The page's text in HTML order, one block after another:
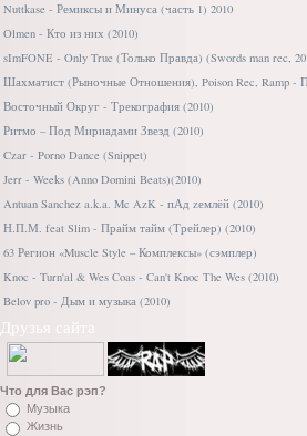
Nuttkase - Ремиксы и Минуса (часть 1) 2010
Olmen - Кто из них (2010)
sImFONE - Only True (Только Правда) (Swords man rec,
Шахматист (Рыночные Отношения), Poison Rec, Ramp -
Восточный Округ - Трекография (2010)
Ритмо – Под Мириадами Звезд (2010)
Czar - Porno Dance (Snippet)
Jerr - Weeks (Anno Domini Beats)(2010)
Antuan Sanchez a.k.a. Mc AzK - пАд zемлёй (2010)
Н.П.М. feat Slim - Прайм тайм (Трейлер) (2010)
63 Регион «Muscle Style – Комплексы» (сэмплер)
Knoc - Turn'al & Wes Coas - Can't Knoc The Wes (2010)
Belov pro - Дым и музыка (2010)
Друзья сайта
Что для Вас рэп?
Музыка
Жизнь